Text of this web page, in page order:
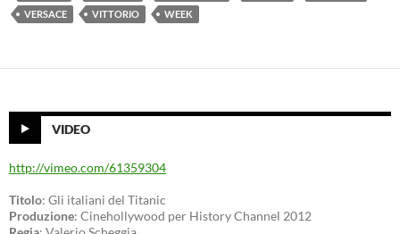
VERSACE
VITTORIO WEEK
VIDEO
http://vimeo.com/61359304
Titolo: Gli italiani del Titanic
Produzione: Cinehollywood per History Channel 2012